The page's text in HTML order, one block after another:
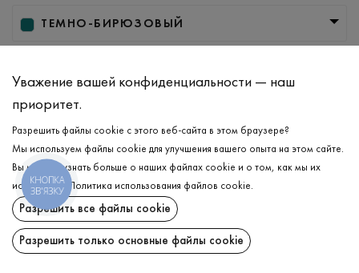
ТЕМНО-БИРЮЗОВЫЙ
L XL XXL
ДОБАВИТЬ В КОРЗИНУ
ВЫБЕРИТЕ РАЗМЕР
Світшот-поло
ДОБАВИТЬ В КОРЗИНУ
ОПИСАНИЕ
Уважение вашей конфиденциальности — наш
приоритет.
Разрешить файлы cookie с этого веб-сайта в этом браузере?
Мы используем файлы cookie для улучшения вашего опыта на этом сайте.
Вы можете узнать больше о наших файлах cookie и о том, как мы их
используем.
Политика использования файлов cookie.
Разрешить все файлы cookie
Разрешить только основные файлы cookie
КНОПКА
ЗВ'ЯЗКУ